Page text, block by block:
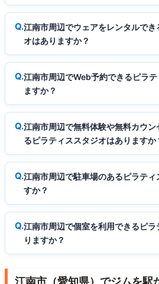
江南市周辺でウェアをレンタルで
オはありますか？
江南市周辺でWeb予約できるピラ
ますか？
江南市周辺で無料体験や無料カウ
るピラティススタジオはありますか
江南市周辺で駐車場のあるピラティ
すか？
江南市周辺で個室を利用できるピ
りますか？
江南市（愛知県）でジムを駅